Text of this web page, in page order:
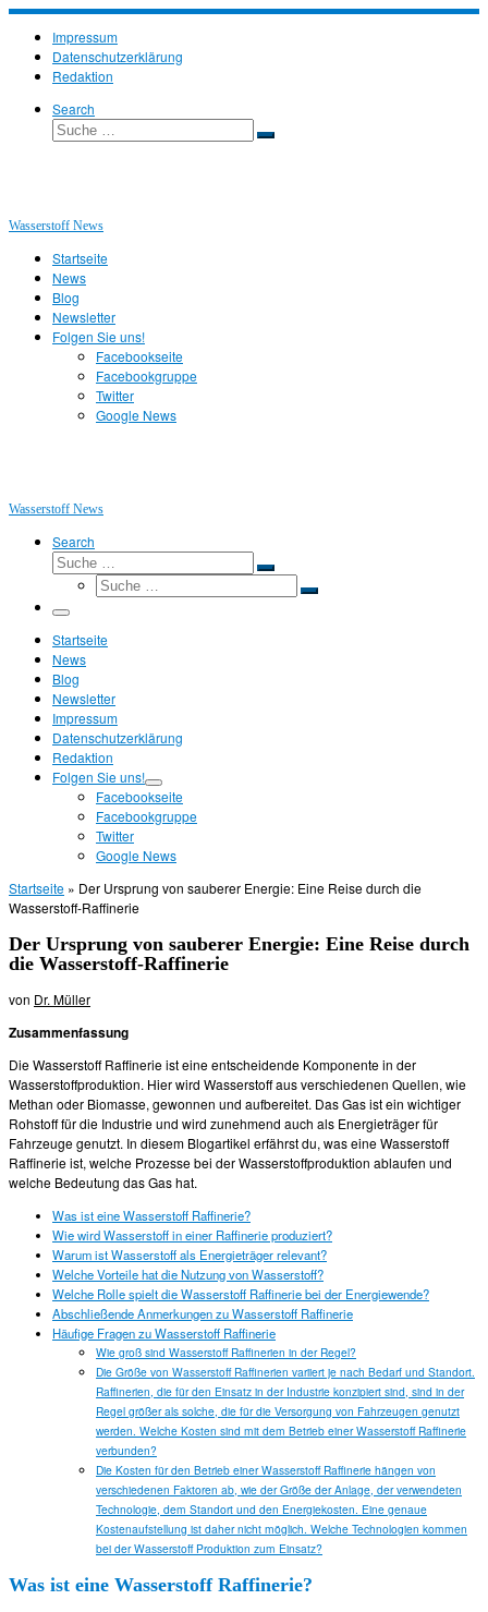
Zum
Inhalt
springen
Impressum
Datenschutzerklärung
Redaktion
Search
Suche
Suche
Wasserstoff News
Startseite
News
Blog
Newsletter
Folgen Sie uns!
Facebookseite
Facebookgruppe
Twitter
Google News
Wasserstoff News
Search
Suche
Suche
Suche
Suche
Menü
Startseite
News
Blog
Newsletter
Impressum
Datenschutzerklärung
Redaktion
Folgen Sie uns!
Facebookseite
Facebookgruppe
Twitter
Google News
Startseite » Der Ursprung von sauberer Energie: Eine Reise durch die
Wasserstoff-Raffinerie
Der Ursprung von sauberer Energie: Eine Reise durch
die Wasserstoff-Raffinerie
von Dr. Müller
Zusammenfassung
Die Wasserstoff Raffinerie ist eine entscheidende Komponente in der
Wasserstoffproduktion. Hier wird Wasserstoff aus verschiedenen Quellen, wie
Methan oder Biomasse, gewonnen und aufbereitet. Das Gas ist ein wichtiger
Rohstoff für die Industrie und wird zunehmend auch als Energieträger für
Fahrzeuge genutzt. In diesem Blogartikel erfährst du, was eine Wasserstoff
Raffinerie ist, welche Prozesse bei der Wasserstoffproduktion ablaufen und
welche Bedeutung das Gas hat.
Was ist eine Wasserstoff Raffinerie?
Wie wird Wasserstoff in einer Raffinerie produziert?
Warum ist Wasserstoff als Energieträger relevant?
Welche Vorteile hat die Nutzung von Wasserstoff?
Welche Rolle spielt die Wasserstoff Raffinerie bei der Energiewende?
Abschließende Anmerkungen zu Wasserstoff Raffinerie
Häufige Fragen zu Wasserstoff Raffinerie
Wie groß sind Wasserstoff Raffinerien in der Regel?
Die Größe von Wasserstoff Raffinerien variiert je nach Bedarf und Standort.
Raffinerien, die für den Einsatz in der Industrie konzipiert sind, sind in der
Regel größer als solche, die für die Versorgung von Fahrzeugen genutzt
werden. Welche Kosten sind mit dem Betrieb einer Wasserstoff Raffinerie
verbunden?
Die Kosten für den Betrieb einer Wasserstoff Raffinerie hängen von
verschiedenen Faktoren ab, wie der Größe der Anlage, der verwendeten
Technologie, dem Standort und den Energiekosten. Eine genaue
Kostenaufstellung ist daher nicht möglich. Welche Technologien kommen
bei der Wasserstoff Produktion zum Einsatz?
Was ist eine Wasserstoff Raffinerie?